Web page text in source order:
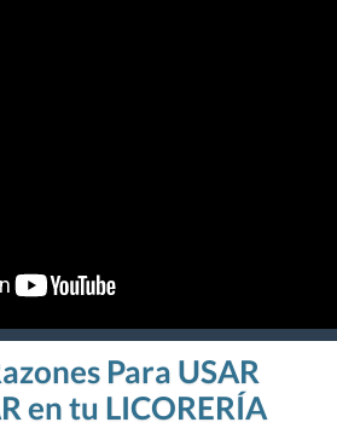
Para USAR
en tu LICORERÍA